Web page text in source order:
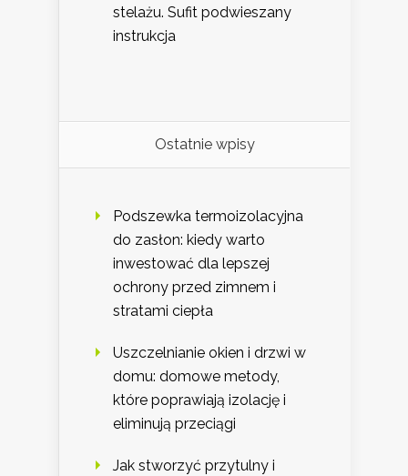
stelażu. Sufit podwieszany
instrukcja
Ostatnie wpisy
Podszewka termoizolacyjna
do zasłon: kiedy warto
inwestować dla lepszej
ochrony przed zimnem i
stratami ciepła
Uszczelnianie okien i drzwi w
domu: domowe metody,
które poprawiają izolację i
eliminują przeciągi
Jak stworzyć przytulny i